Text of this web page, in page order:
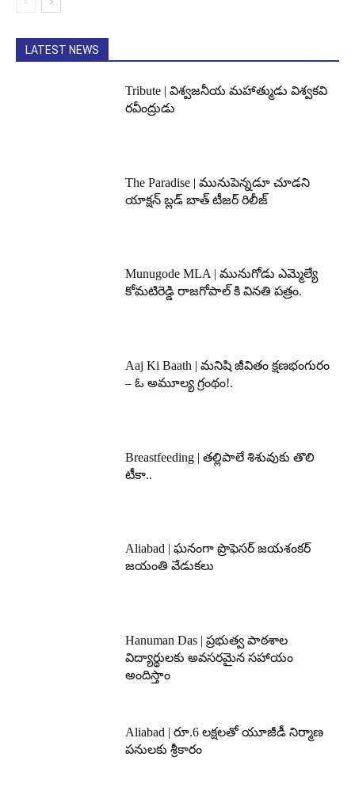
LATEST NEWS
Tribute | విశ్వజనీయ మహాత్ముడు విశ్వకవి
రవీంద్రుడు
The Paradise | మునుపెన్నడూ చూడని
యాక్షన్ బ్లడ్ బాత్ టీజర్ రిలీజ్
Munugode MLA | మునుగోడు ఎమ్మెల్యే
కోమటిరెడ్డి రాజగోపాల్ కి వినతి పత్రం.
Aaj Ki Baath | మనిషి జీవితం క్షణభంగురం
– ఓ అమూల్య గ్రంథం!.
Breastfeeding | తల్లిపాలే శిశువుకు తొలి
టీకా..
Aliabad | ఘనంగా ప్రొఫెసర్ జయశంకర్
జయంతి వేడుకలు
Hanuman Das | ప్రభుత్వ పాఠశాల
విద్యార్థులకు అవసరమైన సహాయం
అందిస్తాం
Aliabad | రూ.6 లక్షలతో యూజీడీ నిర్మాణ
పనులకు శ్రీకారం